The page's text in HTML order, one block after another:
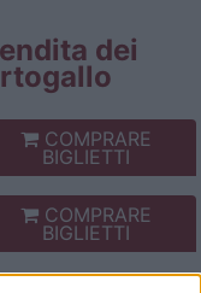
dei
COMPRARE
BIGLIETTI
COMPRARE
BIGLIETTI